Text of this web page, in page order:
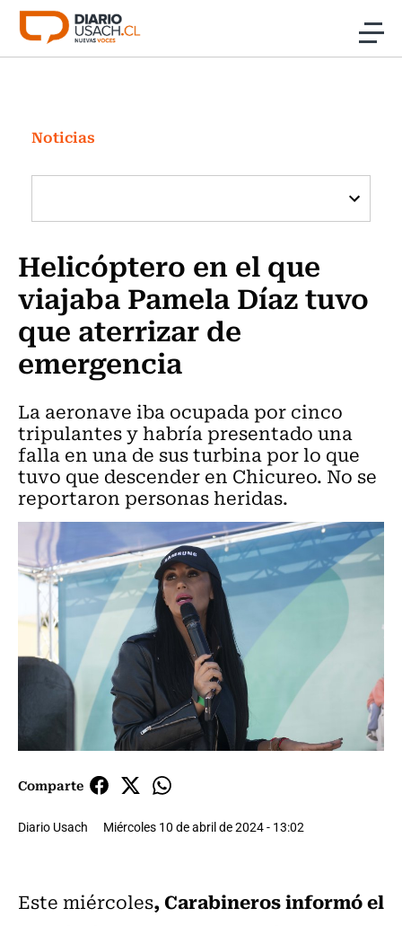
Click acá para ir directamente al contenido
Investigación
Cultura
Programas Radio y TV Usach
Noticias
Helicóptero en el que
viajaba Pamela Díaz tuvo
que aterrizar de
emergencia
La aeronave iba ocupada por cinco
tripulantes y habría presentado una
falla en una de sus turbina por lo que
tuvo que descender en Chicureo. No se
reportaron personas heridas.
Comparte
Diario Usach Miércoles 10 de abril de 2024 - 13:02
Este miércoles, Carabineros informó el